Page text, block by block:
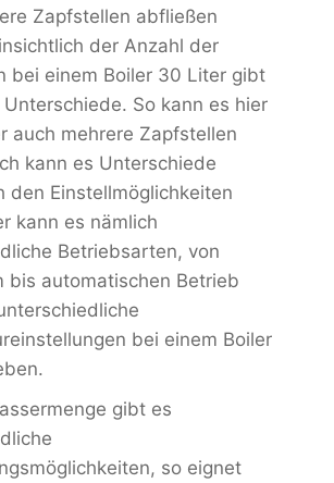
Zapfstellen abfließen
der Anzahl der
bei einem Boiler 30 Liter gibt
So kann es hier
auch mehrere Zapfstellen
kann es Unterschiede
den Einstellmöglichkeiten
kann es nämlich
Betriebsarten, von
bis automatischen Betrieb
bei einem Boiler
gibt es
so eignet